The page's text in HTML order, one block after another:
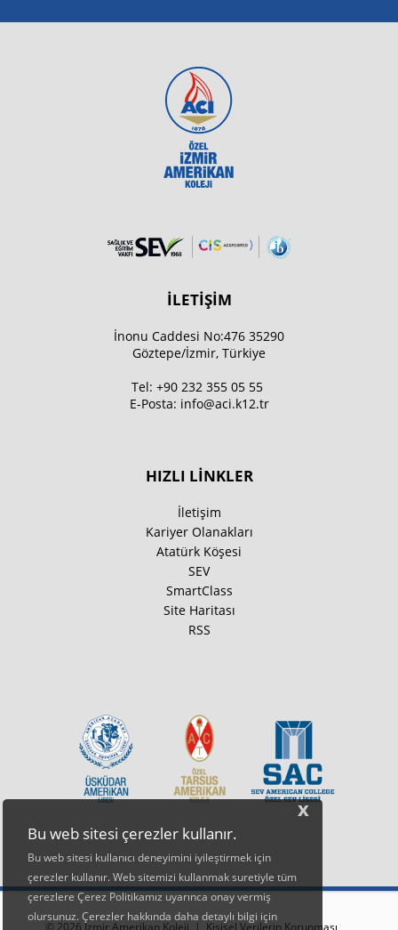
x
Bu web sitesi çerezler kullanır.
Bu web sitesi kullanıcı deneyimini iyileştirmek için
çerezler kullanır. Web sitemizi kullanmak suretiyle tüm
çerezlere Çerez Politikamız uyarınca onay vermiş
olursunuz. Çerezler hakkında daha detaylı bilgi için
İLETİŞİM
İnonu Caddesi No:476 35290
Göztepe/İzmir, Türkiye
Tel: +90 232 355 05 55
E-Posta: info@aci.k12.tr
HIZLI LİNKLER
İletişim
Kariyer Olanakları
Atatürk Köşesi
SEV
SmartClass
Site Haritası
RSS